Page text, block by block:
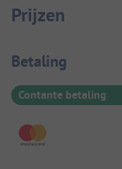
Prijzen
Betaling
Contante betaling